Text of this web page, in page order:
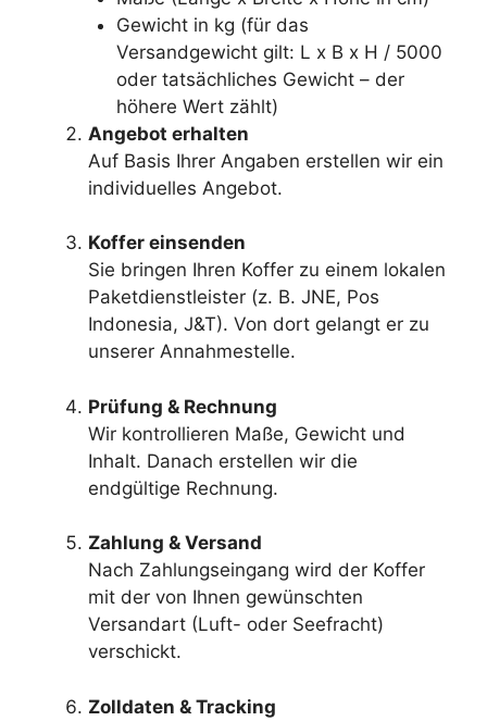
Gewicht in kg (für das
Versandgewicht gilt: L x B x H / 5000
oder tatsächliches Gewicht – der
höhere Wert zählt)
Angebot erhalten
Auf Basis Ihrer Angaben erstellen wir ein
individuelles Angebot.
Koffer einsenden
Sie bringen Ihren Koffer zu einem lokalen
Paketdienstleister (z. B. JNE, Pos
Indonesia, J&T). Von dort gelangt er zu
unserer Annahmestelle.
Prüfung & Rechnung
Wir kontrollieren Maße, Gewicht und
Inhalt. Danach erstellen wir die
endgültige Rechnung.
Zahlung & Versand
Nach Zahlungseingang wird der Koffer
mit der von Ihnen gewünschten
Versandart (Luft- oder Seefracht)
verschickt.
Zolldaten & Tracking